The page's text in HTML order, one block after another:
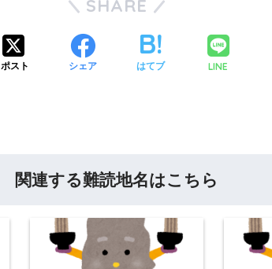
SHARE
ポスト シェア はてブ LINE
関連する難読地名はこちら